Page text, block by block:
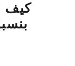
كيف